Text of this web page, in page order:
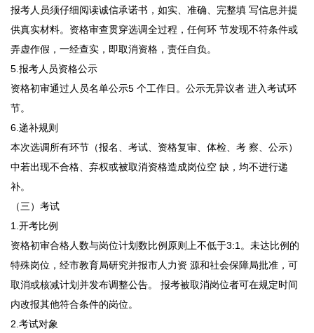
报考人员须仔细阅读诚信承诺书，如实、准确、完整填 写信息并提
供真实材料。资格审查贯穿选调全过程，任何环 节发现不符条件或
弄虚作假，一经查实，即取消资格，责任自负。
5.报考人员资格公示
资格初审通过人员名单公示5 个工作日。公示无异议者 进入考试环
节。
6.递补规则
本次选调所有环节（报名、考试、资格复审、体检、考 察、公示）
中若出现不合格、弃权或被取消资格造成岗位空 缺，均不进行递
补。
（三）考试
1.开考比例
资格初审合格人数与岗位计划数比例原则上不低于3:1。未达比例的
特殊岗位，经市教育局研究并报市人力资 源和社会保障局批准，可
取消或核减计划并发布调整公告。 报考被取消岗位者可在规定时间
内改报其他符合条件的岗位。
2.考试对象